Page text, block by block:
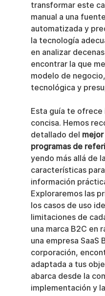
transformar este
manual a una
automatizada y
la tecnología
en analizar
encontrar la que
modelo de
tecnológica y
Esta guía te
concisa. Hemos
detallado del
programas de
yendo más allá de
características
información
Exploraremos las
los casos de uso
limitaciones de
una marca B2C en
una empresa SaaS
corporación,
adaptada a tus
abarca desde la
implementación y